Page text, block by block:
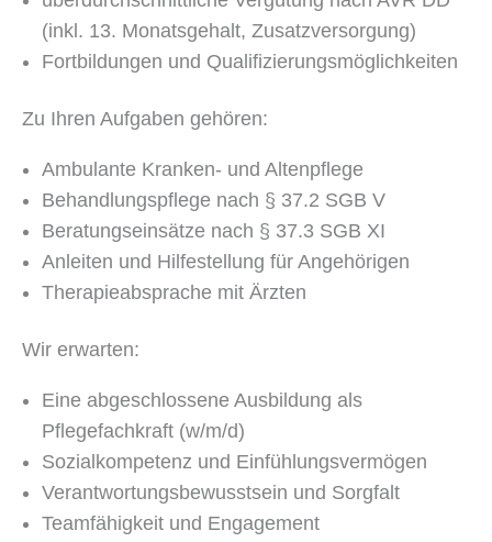
(inkl. 13. Monatsgehalt, Zusatzversorgung)
Fortbildungen und Qualifizierungsmöglichkeiten
Zu Ihren Aufgaben gehören:
Ambulante Kranken- und Altenpflege
Behandlungspflege nach § 37.2 SGB V
Beratungseinsätze nach § 37.3 SGB XI
Anleiten und Hilfestellung für Angehörigen
Therapieabsprache mit Ärzten
Wir erwarten:
Eine abgeschlossene Ausbildung als
Pflegefachkraft (w/m/d)
Sozialkompetenz und Einfühlungsvermögen
Verantwortungsbewusstsein und Sorgfalt
Teamfähigkeit und Engagement